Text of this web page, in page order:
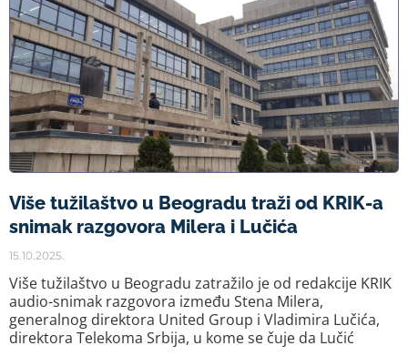
Više tužilaštvo u Beogradu traži od KRIK-a
snimak razgovora Milera i Lučića
15.10.2025.
Više tužilaštvo u Beogradu zatražilo je od redakcije KRIK
audio-snimak razgovora između Stena Milera,
generalnog direktora United Group i Vladimira Lučića,
direktora Telekoma Srbija, u kome se čuje da Lučić